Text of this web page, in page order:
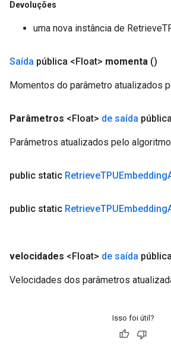
Devoluções
uma nova instância de
Saída pública <Float> momenta ()
Momentos do parâmetro atualizados
Parâmetros <Float> de saída pública
Parâmetros atualizados pelo
public static RetrieveTPUEmbedding
public static RetrieveTPUEmbedding
velocidades <Float> de saída pública
Velocidades dos parâmetros
Isso foi útil?